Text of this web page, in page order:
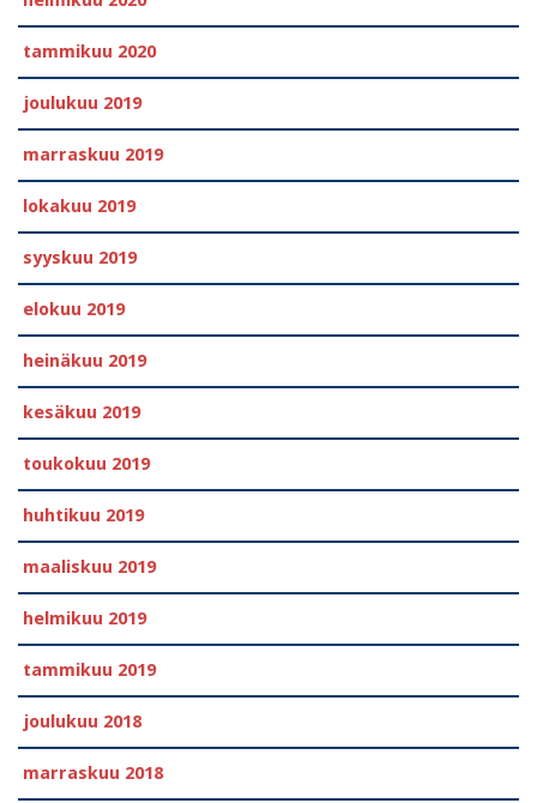
tammikuu 2020
joulukuu 2019
marraskuu 2019
lokakuu 2019
syyskuu 2019
elokuu 2019
heinäkuu 2019
kesäkuu 2019
toukokuu 2019
huhtikuu 2019
maaliskuu 2019
helmikuu 2019
tammikuu 2019
joulukuu 2018
marraskuu 2018